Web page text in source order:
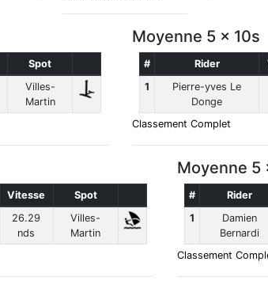
Spot
Villes-
Martin
Moyenne 5 x 10s
# Rider
1
Pierre-yves Le
Donge
Classement Complet
Vitesse
Spot
26.29
nds
Villes-
Martin
Moyenne 5
# Rider
1
Damien
Bernardi
Classement